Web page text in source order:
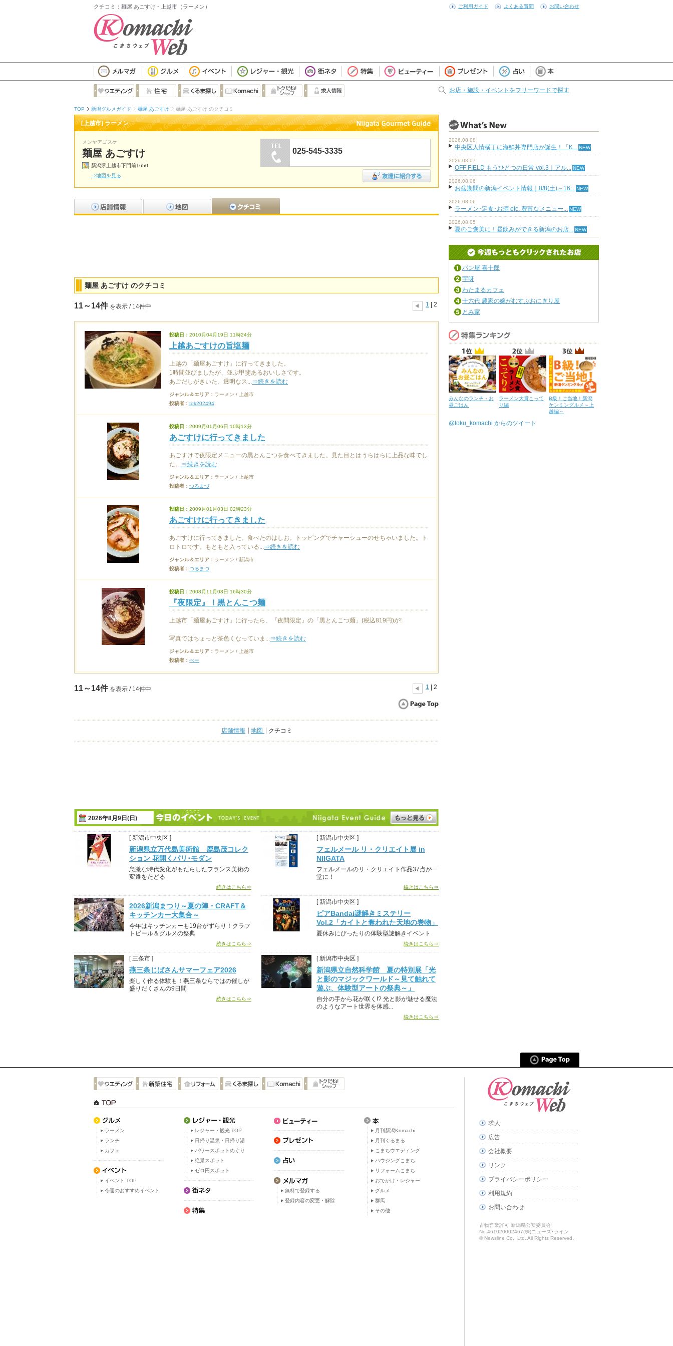
クチコミ：麺屋 あごすけ - 上越市（ラーメン） ご利用ガイド よくある質問 お問い合わせ
お店・施設・イベントをフリーワードで探す
TOP 新潟グルメガイド 麺屋 あごすけ 麺屋 あごすけ のクチコミ
[上越市] ラーメン
メンヤアゴスケ
麺屋 あごすけ
新潟県上越市下門前1650
⇒地図を見る
025-545-3335
麺屋 あごすけ のクチコミ
11～14件 を表示 / 14件中 1 | 2
投稿日： 2010月04月19日 11時24分
上越あごすけの旨塩麺
上越の「麺屋あごすけ」に行ってきました。
1時間並びましたが、並ぶ甲斐あるおいしさです。
あごだしがきいた、透明なス...⇒続きを読む
ジャンル＆エリア： ラーメン / 上越市
投稿者： tok202494
投稿日： 2009月01月06日 10時13分
あごすけに行ってきました
あごすけで夜限定メニューの黒とんこつを食べてきました。見た目とはうらはらに上品な味でし
た。 ⇒続きを読む
ジャンル＆エリア： ラーメン / 上越市
投稿者： つるまづ
投稿日： 2009月01月03日 02時23分
あごすけに行ってきました
あごすけに行ってきました。食べたのはしお。トッピングでチャーシューのせちゃいました。ト
ロトロです。もともと入っている...⇒続きを読む
ジャンル＆エリア： ラーメン / 新潟市
投稿者： つるまづ
投稿日： 2008月11月08日 16時30分
『夜限定』！黒とんこつ麺
上越市「麺屋あごすけ」に行ったら、『夜間限定』の「黒とんこつ麺」(税込819円)が!
写真ではちょっと茶色くなっていま...⇒続きを読む
ジャンル＆エリア： ラーメン / 上越市
投稿者： べー
11～14件 を表示 / 14件中 1 | 2
店舗情報 地図 クチコミ
2026年8月9日(日)
[ 新潟市中央区 ]
新潟県立万代島美術館 鹿島茂コレク
ション 花開くパリ･モダン
急激な時代変化がもたらしたフランス美術の
変遷をたどる
続きはこちら⇒
[ 新潟市中央区 ]
フェルメール リ・クリエイト展 in
NIIGATA
フェルメールのリ・クリエイト作品37点が一
堂に！
続きはこちら⇒
2026新潟まつり～夏の陣・CRAFT＆
キッチンカー大集合～
今年はキッチンカーも19台がずらり！クラフ
トビール＆グルメの祭典
続きはこちら⇒
[ 新潟市中央区 ]
ピアBandai謎解きミステリー
Vol.2「カイトと奪われた天地の巻物」
夏休みにぴったりの体験型謎解きイベント
続きはこちら⇒
[ 三条市 ]
燕三条じばさんサマーフェア2026
楽しく作る体験も！燕三条ならではの催しが
盛りだくさんの9日間
続きはこちら⇒
[ 新潟市中央区 ]
新潟県立自然科学館 夏の特別展「光
と影のマジックワールド～見て触れて
遊ぶ、体験型アートの祭典～」
自分の手から花が咲く!? 光と影が魅せる魔法
のようなアート世界を体感...
続きはこちら⇒
2026.08.08
中央区人情横丁に海鮮丼専門店が誕生！「K...
2026.08.07
OFF FIELD もうひとつの日常 vol.3｜アル...
2026.08.06
お盆期間の新潟イベント情報｜8/8(土)～16...
2026.08.06
ラーメン･定食･お酒 etc. 豊富なメニュー...
2026.08.05
夏のご褒美に！昼飲みができる新潟のお店...
パン屋 喜十郎
宇呀
わたまるカフェ
十六代 農家の嫁がむすぶおにぎり屋
とみ家
みんなのランチ・お
昼ごはん
ラーメン大賞こって
り編
B級！ご当地！新潟
ケンミングルメ～上
越編～
@toku_komachi からのツイート
ラーメン
ランチ
カフェ
イベント TOP
今週のおすすめイベント
レジャー・観光 TOP
日帰り温泉・日帰り湯
パワースポットめぐり
絶景スポット
ゼロ円スポット
無料で登録する
登録内容の変更・解除
月刊新潟Komachi
月刊くるまる
こまちウエディング
ハウジングこまち
リフォームこまち
おでかけ・レジャー
グルメ
群馬
その他
求人
広告
会社概要
リンク
プライバシーポリシー
利用規約
お問い合わせ
古物営業許可 新潟県公安委員会
No.461020002467(株)ニューズ･ライン
© Newsline Co., Ltd. All Rights Reserved.